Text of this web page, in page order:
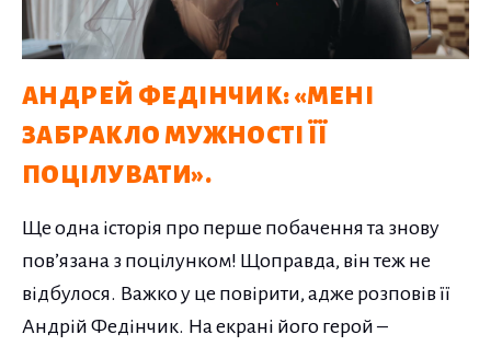
АНДРЕЙ ФЕДІНЧИК: «МЕНІ
ЗАБРАКЛО МУЖНОСТІ ЇЇ
ПОЦІЛУВАТИ».
Ще одна історія про перше побачення та знову
пов’язана з поцілунком! Щоправда, він теж не
відбулося. Важко у це повірити, адже розповів її
Андрій Федінчик. На екрані його герой –